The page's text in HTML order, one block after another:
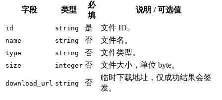
字段 类型
必
填
说明 / 可选值
id string 是 文件 ID。
name string 否 文件名。
type string 否 文件类型。
size integer 否 文件大小，单位 byte。
download_url string 否
临时下载地址，仅成功结果会签
发。